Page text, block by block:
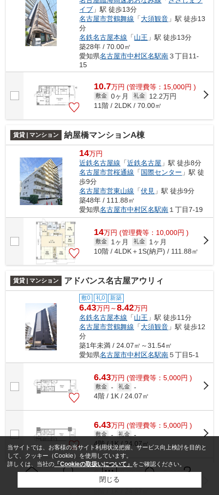
イブ 」駅 徒歩13分
名古屋市営鶴舞線 「大須観音 」駅 徒歩13
分
名鉄名古屋本線 「山王 」駅 徒歩13分
築28年 / 70.00㎡
愛知県名古屋市中村区名駅南３丁目11-
15
10.7万円 (管理費等：15,000円 )
敷金 0ヶ月 礼金
12.2万円
11階 / 2LDK / 70.00㎡
賃貸 | マンション 納屋橋マンションA棟
14万円
近鉄名古屋線 「近鉄名古屋 」駅 徒歩8分
名古屋市営桜通線 「国際センター 」駅 徒
歩9分
名古屋市営東山線 「伏見 」駅 徒歩9分
築48年 / 111.88㎡
愛知県名古屋市中村区名駅南 １丁目7-19
14万円 (管理費等：10,000円 )
敷金 1ヶ月 礼金
1ヶ月
10階 / 4LDK＋1S(納戸) / 111.88㎡
賃貸 | マンション アドバンス名古屋アウリィ
敷0 礼0 新築
6.43万円～8.42万円
名鉄名古屋本線 「山王 」駅 徒歩11分
名古屋市営鶴舞線 「大須観音 」駅 徒歩12
分
築1年未満 / 24.07㎡～31.54㎡
愛知県名古屋市中村区名駅南５丁目5-1
6.43万円 (管理費等：5,000円 )
敷金 - 礼金 -
4階 / 1K / 24.07㎡
6.43万円 (管理費等：5,000円 )
敷金 - 礼金 -
4階 / 1K / 24.07㎡
6.47万円(管理費等：5,000円 )
敷金 - 礼金
問い合せ
当サイトでは、お客様の当サイト利用状況把握、サービス向上検討を目的と
して、クッキー（Cookie）を使用しています。
詳しくは、当社の 「Cookieの取扱いについて」 をご確認ください。
閉じる